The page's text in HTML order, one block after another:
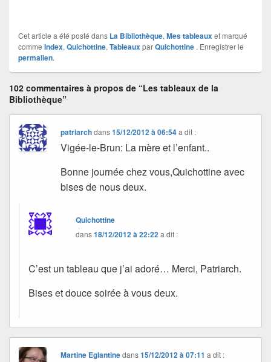
Cet article a été posté dans La Bibliothèque, Mes tableaux et marqué
comme Index, Quichottine, Tableaux parQuichottine . Enregistrer le
permalien.
102 commentaires à propos de “Les tableaux de la
Bibliothèque”
patriarchdans15/12/2012 à 06:54 a dit :
Vigée-le-Brun: La mère et l’enfant..
Bonne journée chez vous,Quichottine avec
bises de nous deux.
Quichottine
dans18/12/2012 à 22:22 a dit :
C’est un tableau que j’ai adoré… Merci, Patriarch.
Bises et douce soirée à vous deux.
Martine Eglantinedans15/12/2012 à 07:11 a dit :